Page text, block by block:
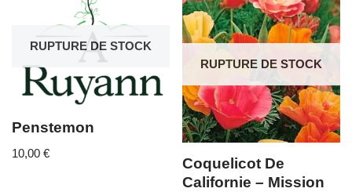
RUPTURE DE STOCK
Penstemon
10,00 €
RUPTURE DE STOCK
Coquelicot De
Californie – Mission